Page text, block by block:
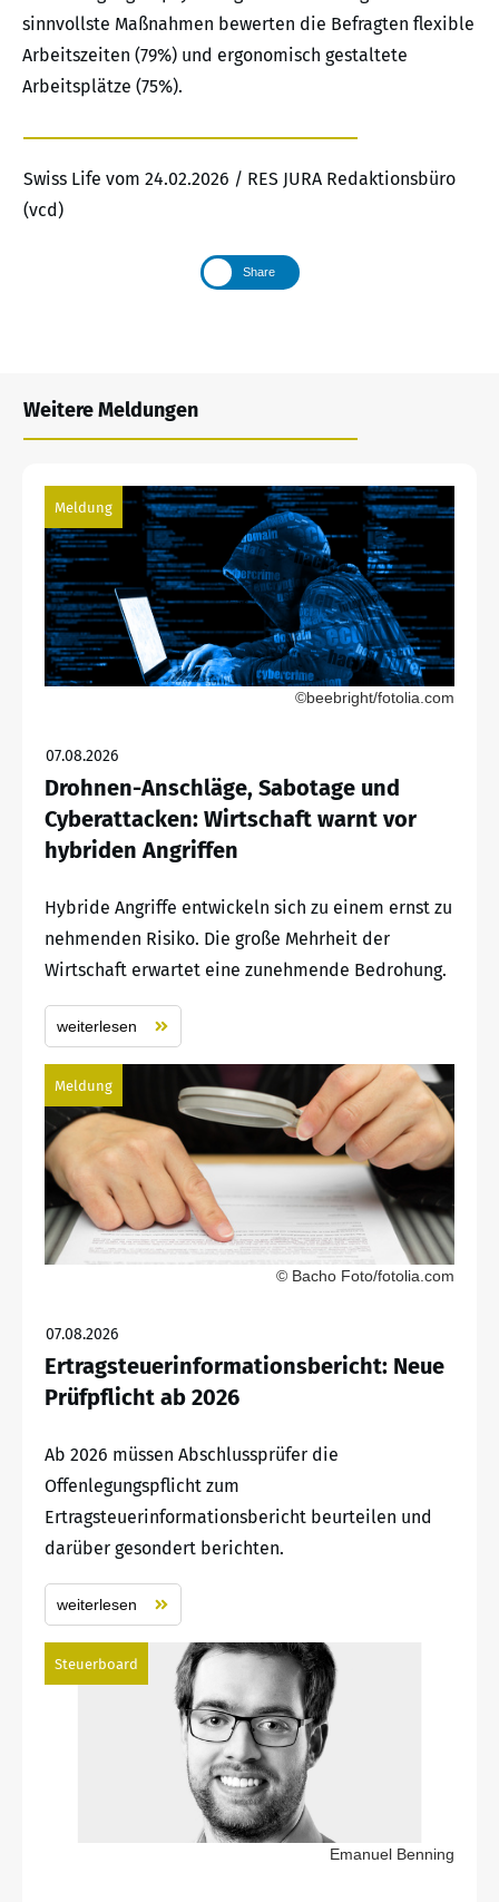
sinnvollste Maßnahmen bewerten die Befragten flexible
Arbeitszeiten (79%) und ergonomisch gestaltete
Arbeitsplätze (75%).
Swiss Life vom 24.02.2026 / RES JURA Redaktionsbüro
(vcd)
Share
Weitere Meldungen
Meldung
©beebright/fotolia.com
07.08.2026
Drohnen-Anschläge, Sabotage und
Cyberattacken: Wirtschaft warnt vor
hybriden Angriffen
Hybride Angriffe entwickeln sich zu einem ernst zu
nehmenden Risiko. Die große Mehrheit der
Wirtschaft erwartet eine zunehmende Bedrohung.
weiterlesen
Meldung
© Bacho Foto/fotolia.com
07.08.2026
Ertragsteuerinformationsbericht: Neue
Prüfpflicht ab 2026
Ab 2026 müssen Abschlussprüfer die
Offenlegungspflicht zum
Ertragsteuerinformationsbericht beurteilen und
darüber gesondert berichten.
weiterlesen
Steuerboard
Emanuel Benning